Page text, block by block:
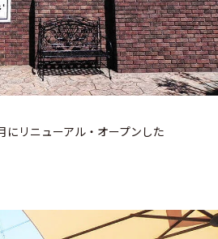
にリニューアル・オープンした